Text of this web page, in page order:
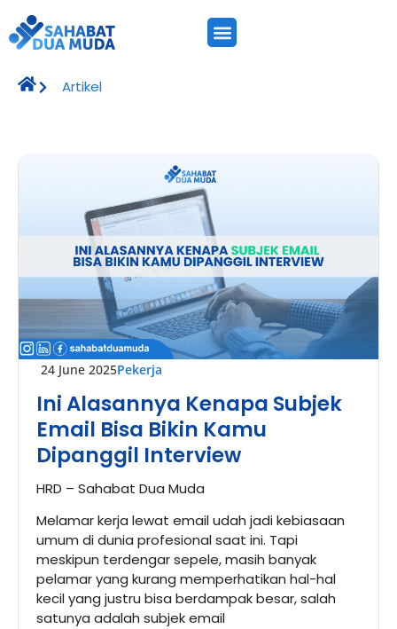
Artikel
24 June 2025Pekerja
Ini Alasannya Kenapa Subjek
Email Bisa Bikin Kamu
Dipanggil Interview
HRD – Sahabat Dua Muda
Melamar kerja lewat email udah jadi kebiasaan
umum di dunia profesional saat ini. Tapi
meskipun terdengar sepele, masih banyak
pelamar yang kurang memperhatikan hal-hal
kecil yang justru bisa berdampak besar, salah
satunya adalah subjek email